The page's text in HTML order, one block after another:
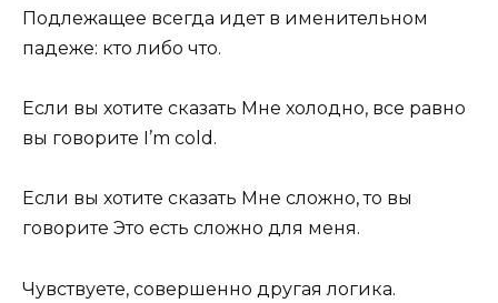
Подлежащее всегда идет в именительном
падеже: кто либо что.
Если вы хотите сказать Мне холодно, все равно
вы говорите I’m cold.
Если вы хотите сказать Мне сложно, то вы
говорите Это есть сложно для меня.
Чувствуете, совершенно другая логика.